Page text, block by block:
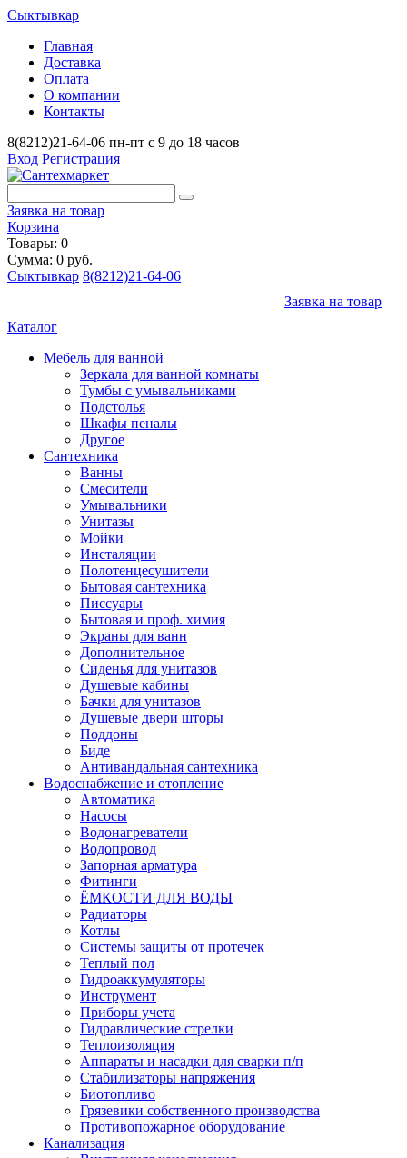
Сыктывкар
Главная
Доставка
Оплата
О компании
Контакты
8(8212)21-64-06 пн-пт с 9 до 18 часов
Вход Регистрация
Заявка на товар
Корзина
Товары: 0
Сумма: 0 руб.
Сыктывкар 8(8212)21-64-06
Заявка на товар
Каталог
Мебель для ванной
Зеркала для ванной комнаты
Тумбы с умывальниками
Подстолья
Шкафы пеналы
Другое
Сантехника
Ванны
Смесители
Умывальники
Унитазы
Мойки
Инсталяции
Полотенцесушители
Бытовая сантехника
Писсуары
Бытовая и проф. химия
Экраны для ванн
Дополнительное
Сиденья для унитазов
Душевые кабины
Бачки для унитазов
Душевые двери шторы
Поддоны
Биде
Антивандальная сантехника
Водоснабжение и отопление
Автоматика
Насосы
Водонагреватели
Водопровод
Запорная арматура
Фитинги
ЁМКОСТИ ДЛЯ ВОДЫ
Радиаторы
Котлы
Системы защиты от протечек
Теплый пол
Гидроаккумуляторы
Инструмент
Приборы учета
Гидравлические стрелки
Теплоизоляция
Аппараты и насадки для сварки п/п
Стабилизаторы напряжения
Биотопливо
Грязевики собственного производства
Противопожарное оборудование
Канализация